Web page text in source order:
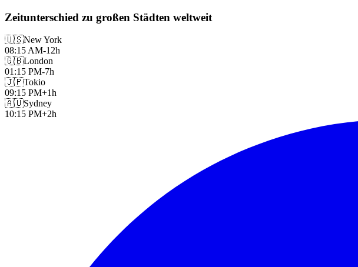
Zeitunterschied zu großen Städten weltweit
🇺🇸New York
08:15 AM-12h
🇬🇧London
01:15 PM-7h
🇯🇵Tokio
09:15 PM+1h
🇦🇺Sydney
10:15 PM+2h